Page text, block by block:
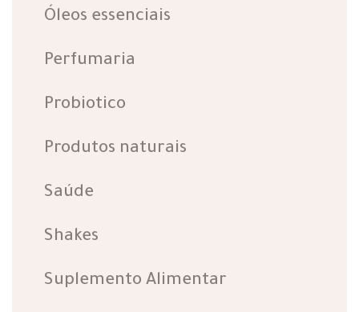
Óleos essenciais
Perfumaria
Probiotico
Produtos naturais
Saúde
Shakes
Suplemento Alimentar